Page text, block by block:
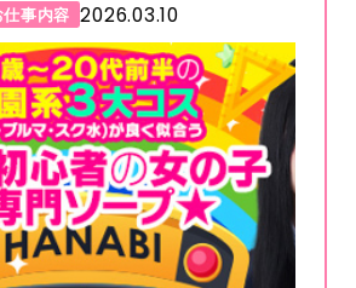
仕事内容 2026.03.10